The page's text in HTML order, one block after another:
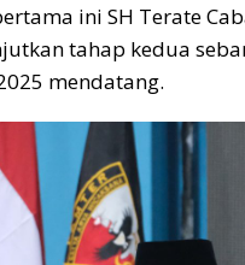
ini SH Terate
tahap kedua
mendatang.